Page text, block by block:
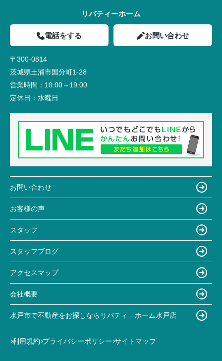
リバティーホーム
電話をする お問い合わせ
〒300-0814
茨城県土浦市国分町1-28
営業時間： 10:00～19:00
定休日： 水曜日
お問い合わせ
お客様の声
スタッフ
スタッフブログ
アクセスマップ
会社概要
水戸市で不動産をお探しならリバティ―ホーム水戸店
利用規約 プライバシーポリシー サイトマップ